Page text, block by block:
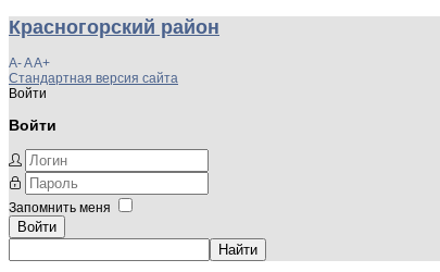
Красногорский район
A-AA+
Стандартная версия сайта
Войти
Войти
Запомнить меня
Войти